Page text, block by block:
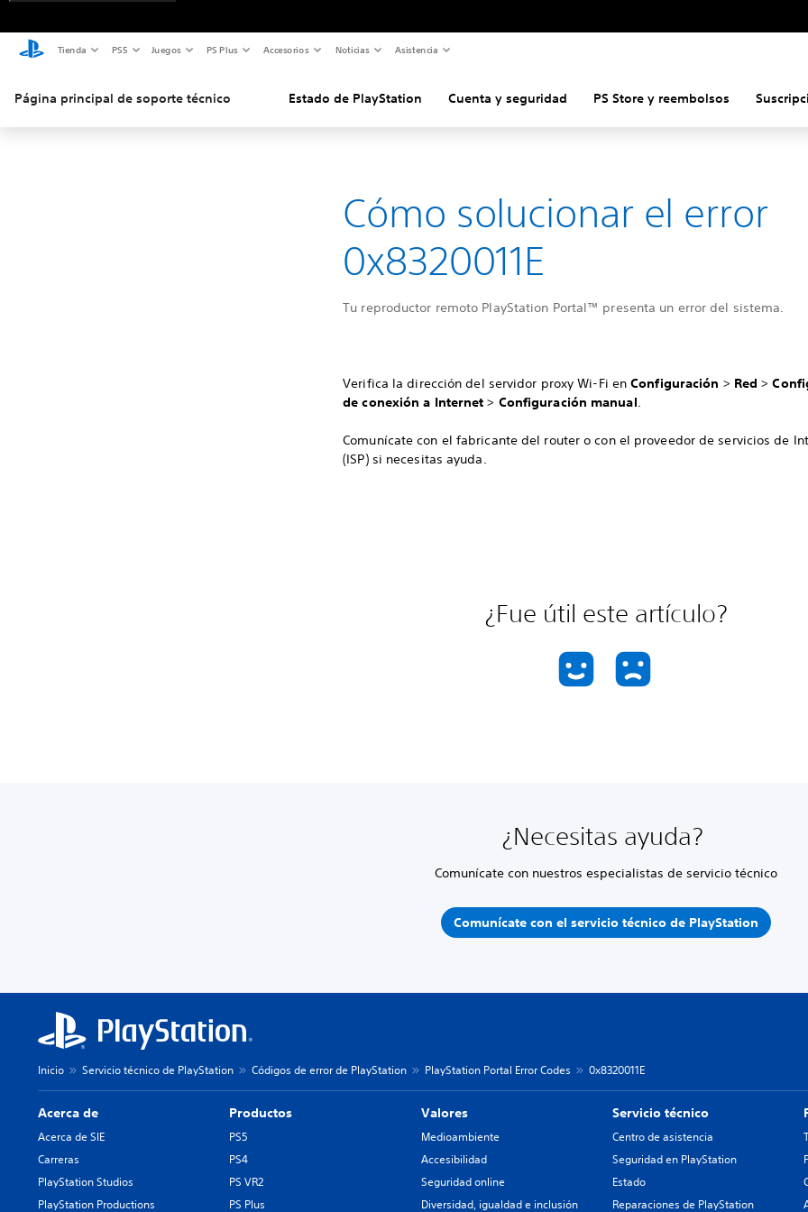
Tienda PS5 Juegos PS Plus Accesorios Noticias Asistencia
Página principal de soporte técnico Estado de PlayStation Cuenta y seguridad PS Store y reembolsos
Cómo solucionar el error
0x8320011E
Tu reproductor remoto PlayStation Portal™ presenta un error del sistema.
Verifica la dirección del servidor proxy Wi-Fi enConfiguración > Red >
de conexión a Internet > Configuración manual.
Comunícate con el fabricante del router o con el proveedor de servicios de
(ISP) si necesitas ayuda.
¿Fue útil este artículo?
¿Necesitas ayuda?
Comunícate con nuestros especialistas de servicio técnico
Comunícate con el servicio técnico de PlayStation
Inicio Servicio técnico de PlayStation Códigos de error de PlayStation PlayStation Portal Error Codes 0x8320011E
Acerca de
Acerca de SIE
Carreras
PlayStation Studios
PlayStation Productions
Productos
PS5
PS4
PS VR2
PS Plus
Valores
Medioambiente
Accesibilidad
Seguridad online
Diversidad, igualdad e inclusión
Servicio técnico
Centro de asistencia
Seguridad en PlayStation
Estado
Reparaciones de PlayStation